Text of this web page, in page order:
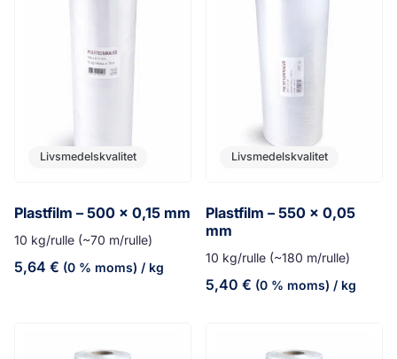
Livsmedelskvalitet
Plastfilm – 500 x 0,15 mm
10 kg/rulle (~70 m/rulle)
5,64 € (0 % moms) / kg
Livsmedelskvalitet
Plastfilm – 550 x 0,05
mm
10 kg/rulle (~180 m/rulle)
5,40 € (0 % moms) / kg